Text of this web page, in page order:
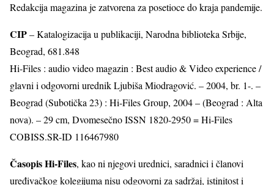
Redakcija magazina je zatvorena za posetioce do kraja pandemije.
CIP– Katalogizacija u publikaciji, Narodna biblioteka Srbije,
Beograd, 681.848
Hi-Files : audio video magazin : Best audio & Video experience /
glavni i odgovorni urednik Ljubiša Miodragović. – 2004, br. 1-. –
Beograd (Subotička 23) : Hi-Files Group, 2004 – (Beograd : Alta
nova). – 29 cm, Dvomesečno ISSN 1820-2950 = Hi-Files
COBISS.SR-ID 116467980
Časopis Hi-Files, kao ni njegovi urednici, saradnici i članovi
uređivačkog kolegijuma nisu odgovorni za sadržaj, istinitost i